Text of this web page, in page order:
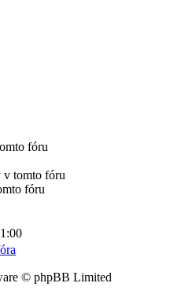
fóru
v tomto fóru
fóru
© phpBB Limited